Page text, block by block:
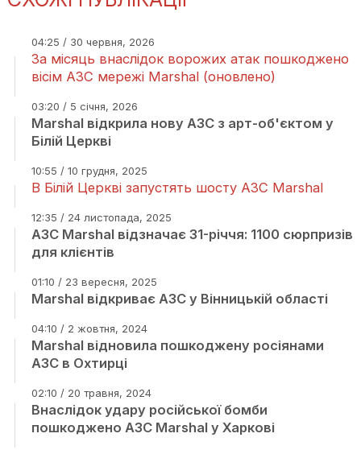
04:25 / 30 червня, 2026
За місяць внаслідок ворожих атак пошкоджено
вісім АЗС мережі Marshal (оновлено)
03:20 / 5 січня, 2026
Marshal відкрила нову АЗС з арт-об'єктом у
Білій Церкві
10:55 / 10 грудня, 2025
В Білій Церкві запустять шосту АЗС Marshal
12:35 / 24 листопада, 2025
АЗС Marshal відзначає 31-річчя: 1100 сюрпризів
для клієнтів
01:10 / 23 вересня, 2025
Marshal відкриває АЗС у Вінницькій області
04:10 / 2 жовтня, 2024
Marshal відновила пошкоджену росіянами
АЗС в Охтирці
02:10 / 20 травня, 2024
Внаслідок удару російської бомби
пошкоджено АЗС Marshal у Харкові